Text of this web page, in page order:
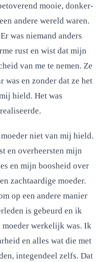
mooie, donker-
andere wereld waren.
was niemand anders
rust en wist dat mijn
van me te nemen. Ze
was en zonder dat ze het
hield. Het was
niet van mij hield.
en overheersten mijn
en mijn boosheid over
zachtaardige moeder.
op een andere manier
is gebeurd en ik
moeder werkelijk was. Ik
en alles wat die met
integendeel zelfs. Dat